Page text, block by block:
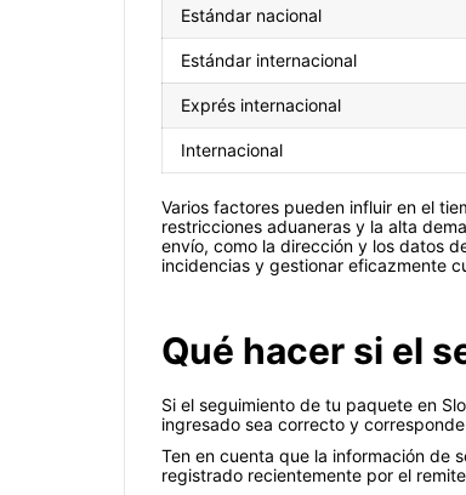
Estándar nacional
Estándar internacional
Exprés internacional
Internacional
Varios factores pueden influir en el
restricciones aduaneras y la alta
envío, como la dirección y los datos
incidencias y gestionar eficazmente
Qué hacer si el
Si el seguimiento de tu paquete en
ingresado sea correcto y
Ten en cuenta que la información de
registrado recientemente por el